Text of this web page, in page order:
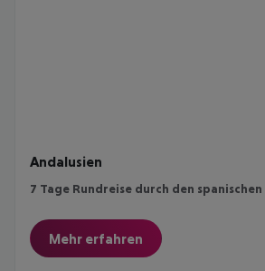
Andalusien
7 Tage Rundreise durch den spanischen
Mehr erfahren